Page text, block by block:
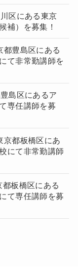
区にある東京
補）を募集！
都豊島区にある
て非常勤講師を
島区にあるア
専任講師を募
京都板橋区にあ
にて非常勤講師
都板橋区にある
て専任講師を募